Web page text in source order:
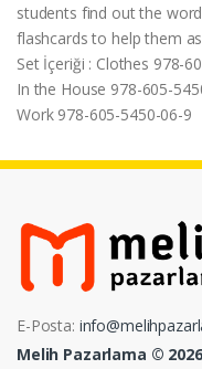
students find out the
flashcards to help them
Set İçeriği : Clothes 978-
In the House 978-605-
Work 978-605-5450-06-9
E-Posta:
Melih Pazarlama © 2026